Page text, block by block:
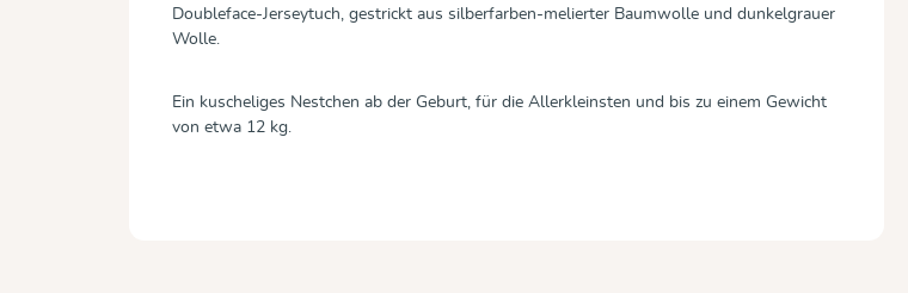
Doubleface-Jerseytuch, gestrickt aus silberfarben-melierter Baumwolle und dunkelgrauer
Wolle.
Ein kuscheliges Nestchen ab der Geburt, für die Allerkleinsten und bis zu einem Gewicht
von etwa 12 kg.